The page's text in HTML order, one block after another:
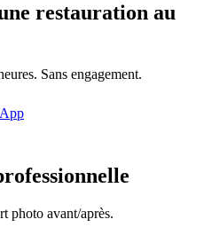
restauration au
Sans engagement.
photo avant/après.